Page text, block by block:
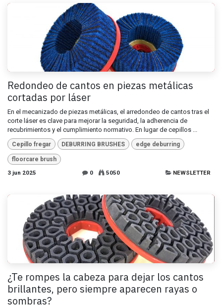
Redondeo de cantos en piezas metálicas
cortadas por láser
En el mecanizado de piezas metálicas, el arredondeo de cantos tras el
corte láser es clave para mejorar la seguridad, la adherencia de
recubrimientos y el cumplimiento normativo. En lugar de cepillos ...
Cepillo fregar DEBURRING BRUSHES edge deburring
floorcare brush
3 jun 2025
0 5050 NEWSLETTER
¿Te rompes la cabeza para dejar los cantos
brillantes, pero siempre aparecen rayas o
sombras?